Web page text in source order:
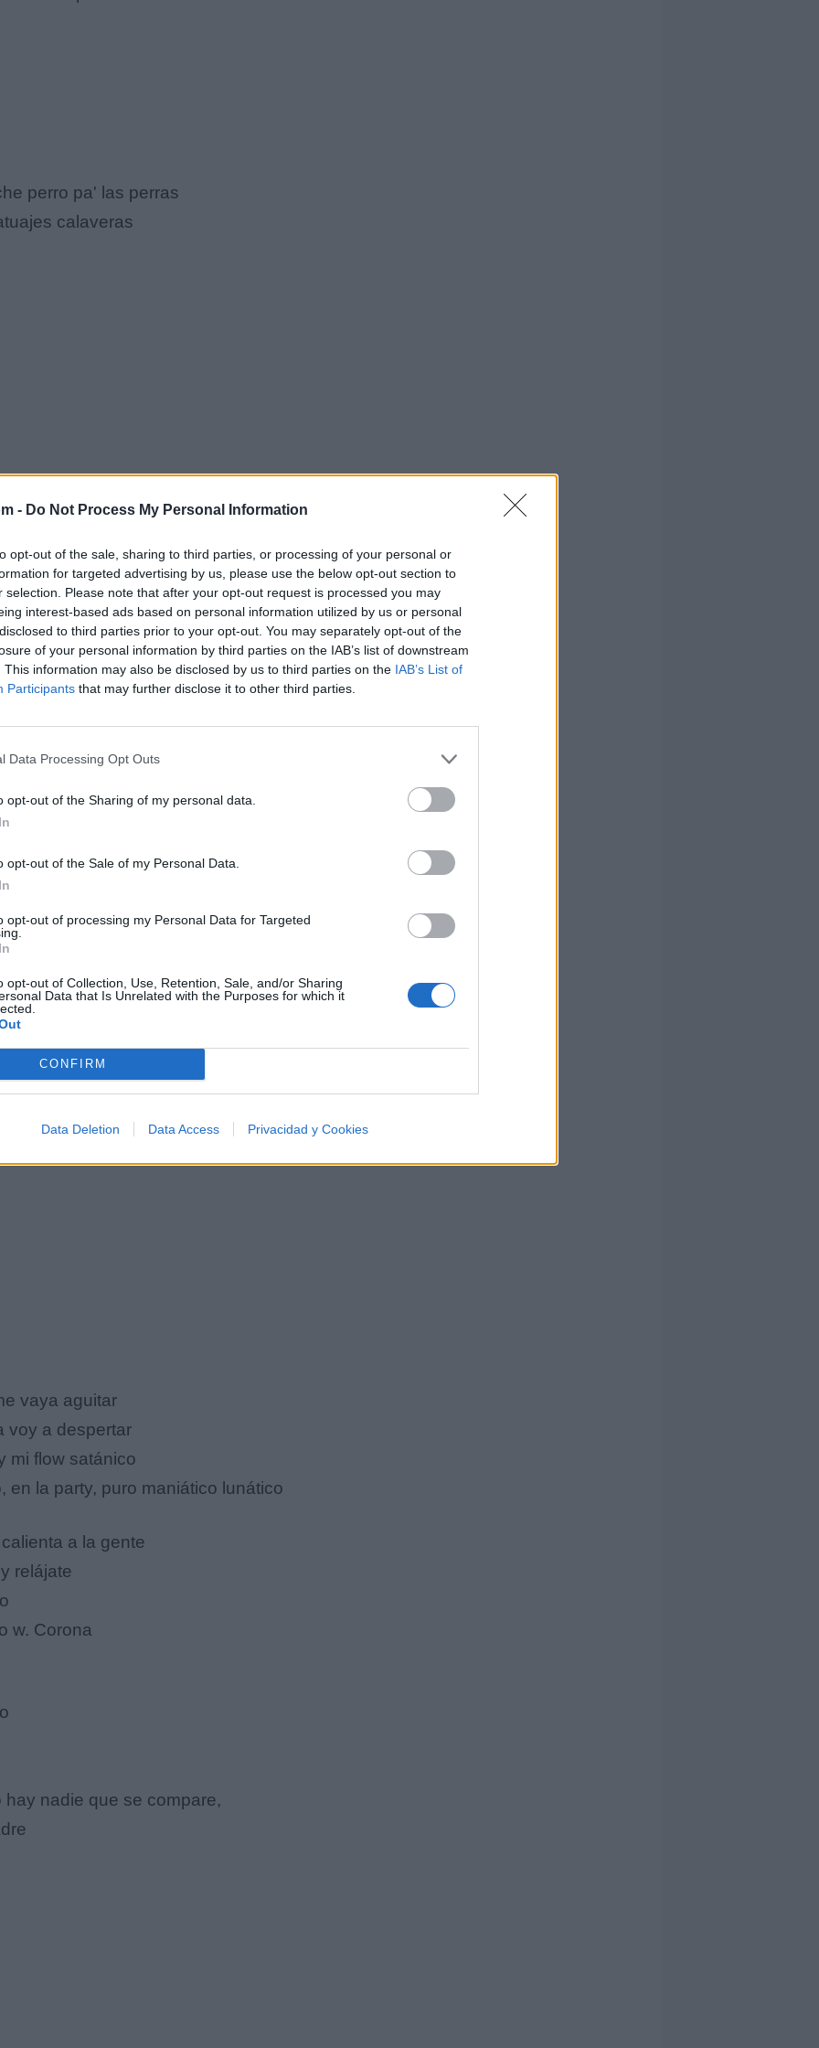
- Do Not Process My Personal Information
opt-out of the sale, sharing to third parties, or processing of your personal or
for targeted advertising by us, please use the below opt-out section to
selection. Please note that after your opt-out request is processed you may
interest-based ads based on personal information utilized by us or personal
to third parties prior to your opt-out. You may separately opt-out of the
of your personal information by third parties on the IAB’s list of downstream
This information may also be disclosed by us to third parties on the IAB’s List of
Participants that may further disclose it to other third parties.
Data Processing Opt Outs
opt-out of the Sharing of my personal data.
opt-out of the Sale of my Personal Data.
opt-out of processing my Personal Data for Targeted
opt-out of Collection, Use, Retention, Sale, and/or Sharing
Data that Is Unrelated with the Purposes for which it
CONFIRM
Data Deletion Data Access Privacidad y Cookies
perro pa' las perras
calaveras
nou, nou
'e Black Label, yo
en el viaje
salvaje
el flow
mi compa el Row
vaya aguitar
voy a despertar
mi flow satánico
en la party, puro maniático lunático
a la gente
relájate
w. Corona
nadie que se compare,